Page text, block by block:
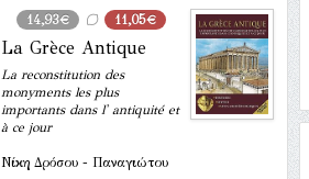
14,93€ 11,05€
La Grèce Antique
La reconstitution des
monyments les plus
importants dans l' antiquité et
à ce jour
Νίκη Δρόσου - Παναγιώτου